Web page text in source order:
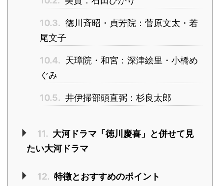
10.3. 徳川斉昭・貞芳院：菅原文太・若
尾文子
10.4. 天璋院・和宮：深津絵里・小橋め
ぐみ
10.5. 井伊掃部頭直弼：杉良太郎
11. 大河ドラマ「徳川慶喜」と併せて見
たい大河ドラマ
12. 特徴とおすすめのポイント